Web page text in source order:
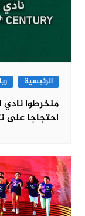
الرئيسية
منخرطوا نادي
احتجاجا على